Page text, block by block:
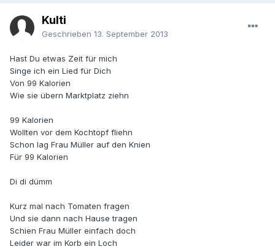
Kulti
Geschrieben 13. September 2013
Hast Du etwas Zeit für mich
Singe ich ein Lied für Dich
Von 99 Kalorien
Wie sie übern Marktplatz ziehn
99 Kalorien
Wollten vor dem Kochtopf fliehn
Schon lag Frau Müller auf den Knien
Für 99 Kalorien
Di di dümm
Kurz mal nach Tomaten fragen
Und sie dann nach Hause tragen
Schien Frau Müller einfach doch
Leider war im Korb ein Loch